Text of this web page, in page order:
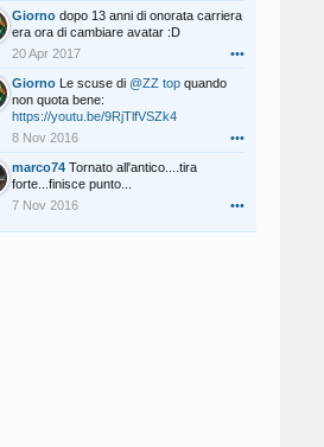
Giorno dopo 13 anni di onorata carriera
era ora di cambiare avatar :D
20 Apr 2017
•••
Giorno Le scuse di @ZZ top quando
non quota bene:
https://youtu.be/9RjTlfVSZk4
8 Nov 2016
•••
marco74 Tornato all'antico....tira
forte...finisce punto...
7 Nov 2016
•••